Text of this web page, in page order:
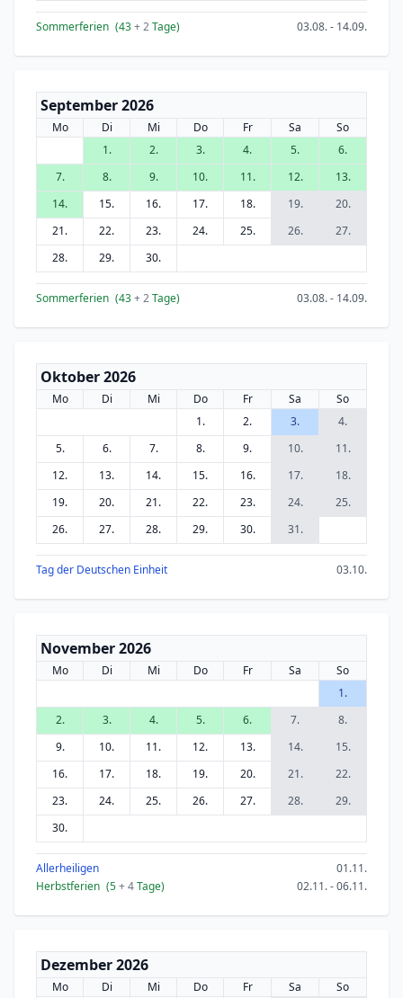
Sommerferien (43+ 2Tage) 03.08. - 14.09.
September 2026
Mo Di Mi Do Fr Sa
So
1.
2. 3. 4. 5.
6.
7.
8. 9. 10. 11. 12.
13.
14.
15. 16. 17. 18. 19.
20.
21.
22. 23. 24. 25. 26.
27.
28.
29. 30.
Sommerferien (43+ 2Tage) 03.08. - 14.09.
Oktober 2026
Mo Di Mi Do Fr Sa
So
1.
2. 3.
4.
5.
6. 7. 8. 9. 10.
11.
12.
13. 14. 15. 16. 17.
18.
19.
20. 21. 22. 23. 24.
25.
26.
27. 28. 29. 30. 31.
Tag der Deutschen Einheit 03.10.
November 2026
Mo Di Mi Do Fr Sa
So
1.
2.
3. 4. 5. 6. 7.
8.
9.
10. 11. 12. 13. 14.
15.
16.
17. 18. 19. 20. 21.
22.
23.
24. 25. 26. 27. 28.
29.
30.
Allerheiligen
01.11.
Herbstferien (5+ 4Tage) 02.11. - 06.11.
Dezember 2026
Mo Di Mi Do Fr Sa
So